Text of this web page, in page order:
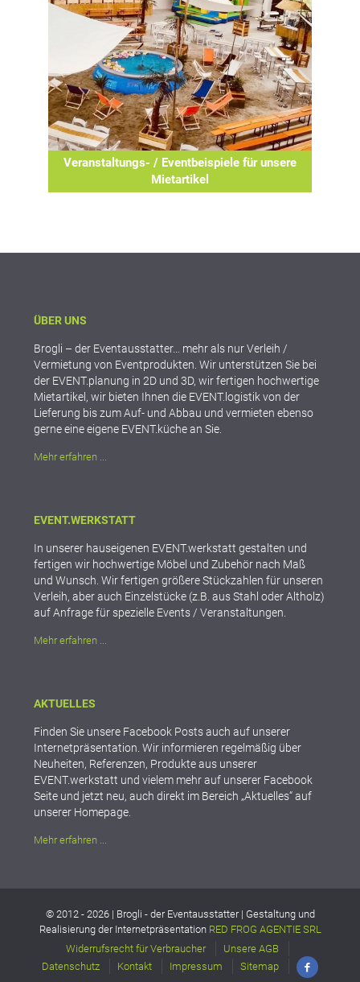
Veranstaltungs- / Eventbeispiele für unsere
Mietartikel
ÜBER UNS
Brogli – der Eventausstatter… mehr als nur Verleih /
Vermietung von Eventprodukten. Wir unterstützen Sie bei
der EVENT.planung in 2D und 3D, wir fertigen hochwertige
Mietartikel, wir bieten Ihnen die EVENT.logistik von der
Lieferung bis zum Auf- und Abbau und vermieten ebenso
gerne eine eigene EVENT.küche an Sie.
Mehr erfahren ...
EVENT.WERKSTATT
In unserer hauseigenen EVENT.werkstatt gestalten und
fertigen wir hochwertige Möbel und Zubehör nach Maß
und Wunsch. Wir fertigen größere Stückzahlen für unseren
Verleih, aber auch Einzelstücke (z.B. aus Stahl oder Altholz)
auf Anfrage für spezielle Events / Veranstaltungen.
Mehr erfahren ...
AKTUELLES
Finden Sie unsere Facebook Posts auch auf unserer
Internetpräsentation. Wir informieren regelmäßig über
Neuheiten, Referenzen, Produkte aus unserer
EVENT.werkstatt und vielem mehr auf unserer Facebook
Seite und jetzt neu, auch direkt im Bereich „Aktuelles“ auf
unserer Homepage.
Mehr erfahren ...
© 2012 - 2026 | Brogli - der Eventausstatter | Gestaltung und
Realisierung der Internetpräsentation RED FROG AGENTIE SRL
Widerrufsrecht für Verbraucher
Unsere AGB
Datenschutz
Kontakt Impressum Sitemap